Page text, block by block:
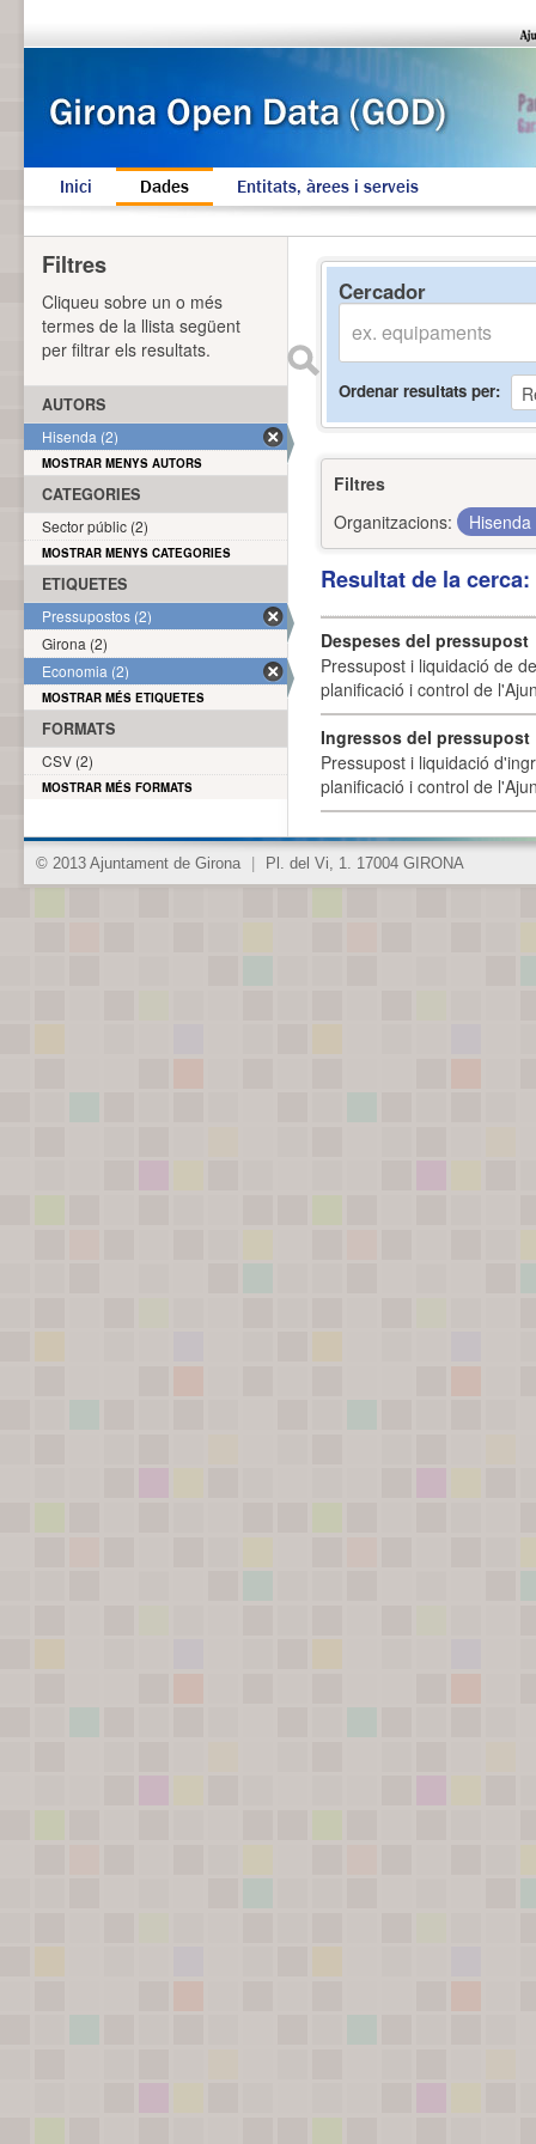
Inici Dades Entitats, àrees i serveis
Cercador
Ordenar resultats per
Filtres
Organitzacions:
Hisenda
Resultat de la
Despeses del pressupost
Pressupost i liquidació de
planificació i control de
Ingressos del pressupost
Pressupost i liquidació
planificació i control de
Filtres
Cliqueu sobre un o més
termes de la llista següent
per filtrar els resultats.
AUTORS
Hisenda (2)
MOSTRAR MENYS AUTORS
CATEGORIES
Sector públic (2)
MOSTRAR MENYS CATEGORIES
ETIQUETES
Pressupostos (2)
Girona (2)
Economia (2)
MOSTRAR MÉS ETIQUETES
FORMATS
CSV (2)
MOSTRAR MÉS FORMATS
© 2013 Ajuntament de Girona Pl. del Vi, 1. 17004 GIRONA